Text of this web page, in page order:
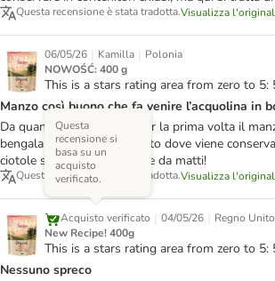
Questa recensione è stata tradotta.Visualizza
06/05/26 | Kamilla | Polonia
NOWOŚĆ: 400 g
This is a stars rating area from zero to 5:
Manzo così buono che fa venire l’acquolina in
Da quando ho comprato per la prima volta il
bengala coccolano il cassetto dove viene
ciotole sono vuote. Gli piace da matti!
Questa recensione è stata tradotta.Visualizza
Acquisto verificato
Questa
recensione si
basa su un
acquisto
verificato.
| 04/05/26 | Regno Unito
New Recipe! 400g
This is a stars rating area from zero to 5:
Nessuno spreco